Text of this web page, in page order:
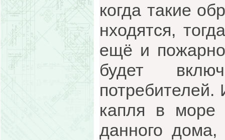
когда такие
нходятся,
ещё и
будет
потребителей.
капля в море
данного